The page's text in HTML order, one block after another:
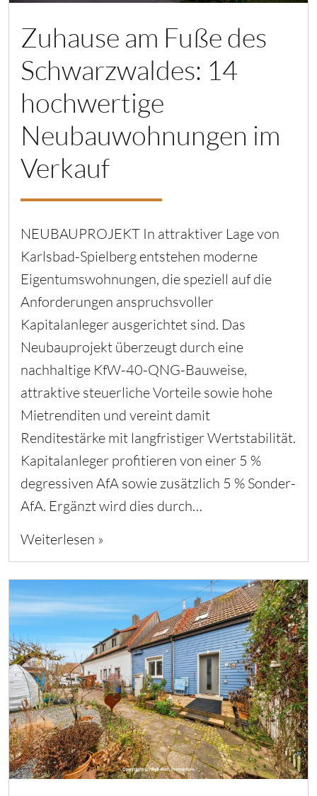
Zuhause am Fuße des
Schwarzwaldes: 14
hochwertige
Neubauwohnungen im
Verkauf
NEUBAUPROJEKT In attraktiver Lage von
Karlsbad-Spielberg entstehen moderne
Eigentumswohnungen, die speziell auf die
Anforderungen anspruchsvoller
Kapitalanleger ausgerichtet sind. Das
Neubauprojekt überzeugt durch eine
nachhaltige KfW-40-QNG-Bauweise,
attraktive steuerliche Vorteile sowie hohe
Mietrenditen und vereint damit
Renditestärke mit langfristiger Wertstabilität.
Kapitalanleger profitieren von einer 5 %
degressiven AfA sowie zusätzlich 5 % Sonder-
AfA. Ergänzt wird dies durch…
Weiterlesen »